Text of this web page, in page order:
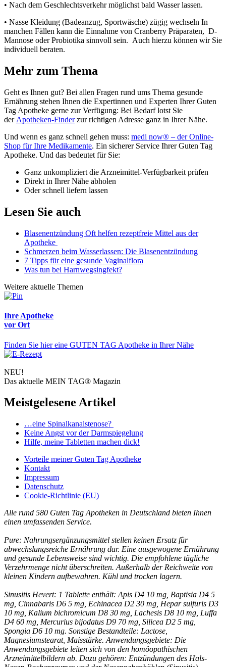
• Nach dem Geschlechtsverkehr möglichst bald Wasser lassen.
• Nasse Kleidung (Badeanzug, Sportwäsche) zügig wechseln In
manchen Fällen kann die Einnahme von Cranberry Präparaten, D-
Mannose oder Probiotika sinnvoll sein. Auch hierzu können wir Sie
individuell beraten.
Mehr zum Thema
Geht es Ihnen gut? Bei allen Fragen rund ums Thema gesunde
Ernährung stehen Ihnen die Expertinnen und Experten Ihrer Guten
Tag Apotheke gerne zur Verfügung: Bei Bedarf lotst Sie
der Apotheken-Finderzur richtigen Adresse ganz in Ihrer Nähe.
Und wenn es ganz schnell gehen muss: medi now® – der Online-
Shop für Ihre Medikamente. Ein sicherer Service Ihrer Guten Tag
Apotheke. Und das bedeutet für Sie:
Ganz unkompliziert die Arzneimittel-Verfügbarkeit prüfen
Direkt in Ihrer Nähe abholen
Oder schnell liefern lassen
Lesen Sie auch
Blasenentzündung Oft helfen rezeptfreie Mittel aus der
Apotheke
Schmerzen beim Wasserlassen: Die Blasenentzündung
7 Tipps für eine gesunde Vaginalflora
Was tun bei Harnwegsingfekt?
Weitere aktuelle Themen
Ihre Apotheke
vor Ort
Finden Sie hier eine GUTEN TAG Apotheke in Ihrer Nähe
NEU!
Das aktuelle MEIN TAG® Magazin
Meistgelesene Artikel
…eine Spinalkanalstenose?
Keine Angst vor der Darmspiegelung
Hilfe, meine Tabletten machen dick!
Vorteile meiner Guten Tag Apotheke
Kontakt
Impressum
Datenschutz
Cookie-Richtlinie (EU)
Alle rund 580 Guten Tag Apotheken in Deutschland bieten Ihnen
einen umfassenden Service.
Pure: Nahrungsergänzungsmittel stellen keinen Ersatz für
abwechslungsreiche Ernährung dar. Eine ausgewogene Ernährung
und gesunde Lebensweise sind wichtig. Die empfohlene tägliche
Verzehrmenge nicht überschreiten. Außerhalb der Reichweite von
kleinen Kindern aufbewahren. Kühl und trocken lagern.
Sinusitis Hevert: 1 Tablette enthält: Apis D4 10 mg, Baptisia D4 5
mg, Cinnabaris D6 5 mg, Echinacea D2 30 mg, Hepar sulfuris D3
10 mg, Kalium bichromicum D8 30 mg, Lachesis D8 10 mg, Luffa
D4 60 mg, Mercurius bijodatus D9 70 mg, Silicea D2 5 mg,
Spongia D6 10 mg. Sonstige Bestandteile: Lactose,
Magnesiumstearat, Maisstärke. Anwendungsgebiete: Die
Anwendungsgebiete leiten sich von den homöopathischen
Arzneimittelbildern ab. Dazu gehören: Entzündungen des Hals-